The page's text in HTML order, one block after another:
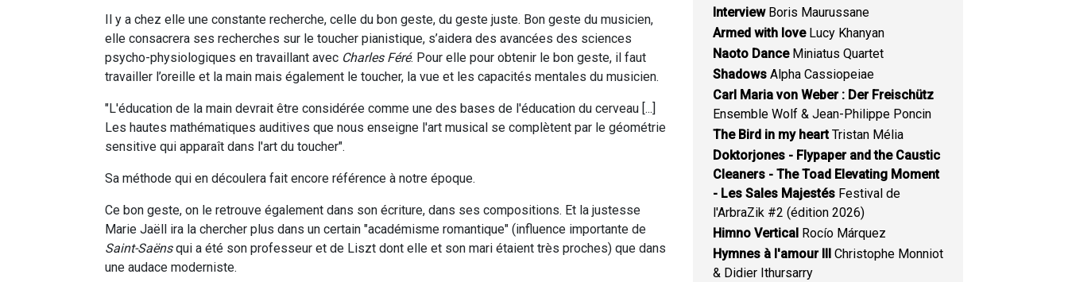
Il y a chez elle une constante recherche, celle du bon geste, du geste juste. Bon geste du musicien,
elle consacrera ses recherches sur le toucher pianistique, s’aidera des avancées des sciences
psycho-physiologiques en travaillant avec Charles Féré. Pour elle pour obtenir le bon geste, il faut
travailler l’oreille et la main mais également le toucher, la vue et les capacités mentales du musicien.
"L'éducation de la main devrait être considérée comme une des bases de l'éducation du cerveau [...]
Les hautes mathématiques auditives que nous enseigne l'art musical se complètent par le géométrie
sensitive qui apparaît dans l'art du toucher".
Sa méthode qui en découlera fait encore référence à notre époque.
Ce bon geste, on le retrouve également dans son écriture, dans ses compositions. Et la justesse
Marie Jaëll ira la chercher plus dans un certain "académisme romantique" (influence importante de
Saint-Saënsqui a été son professeur et de Liszt dont elle et son mari étaient très proches) que dans
une audace moderniste.
InterviewBoris Maurussane
Armed with loveLucy Khanyan
Naoto DanceMiniatus Quartet
Shadows Alpha Cassiopeiae
Carl Maria von Weber : Der Freischütz
Ensemble Wolf & Jean-Philippe Poncin
The Bird in my heartTristan Mélia
Doktorjones - Flypaper and the Caustic
Cleaners - The Toad Elevating Moment
- Les Sales Majestés Festival de
l'ArbraZik #2 (édition 2026)
Himno Vertical Rocío Márquez
Hymnes à l'amour III Christophe Monniot
& Didier Ithursarry